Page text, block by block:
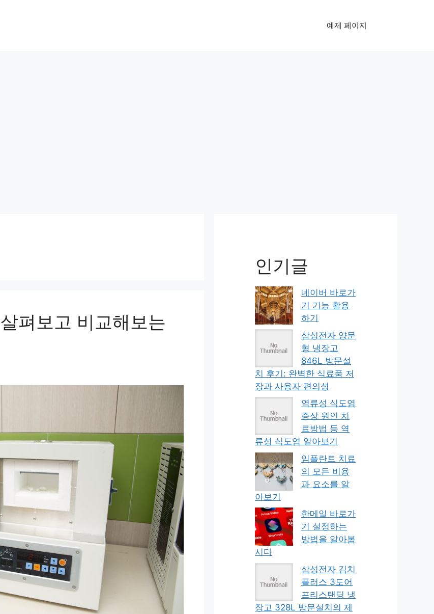
예제 페이지
펴보고 비교해보는
인기글
네이버 바로가
기 기능 활용
하기
삼성전자 양문
형 냉장고
846L 방문설
치 후기: 완벽한 식료품 저
장과 사용자 편의성
역류성 식도염
증상 원인 치
료방법 등 역
류성 식도염 알아보기
임플란트 치료
의 모든 비용
과 요소를 알
아보기
한메일 바로가
기 설정하는
방법을 알아봅
시다
삼성전자 김치
플러스 3도어
프리스탠딩 냉
장고 328L 방문설치의 제